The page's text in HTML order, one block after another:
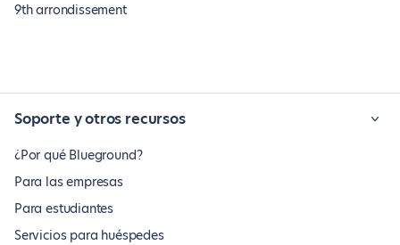
9th arrondissement
Soporte y otros recursos
¿Por qué Blueground?
Para las empresas
Para estudiantes
Servicios para huéspedes